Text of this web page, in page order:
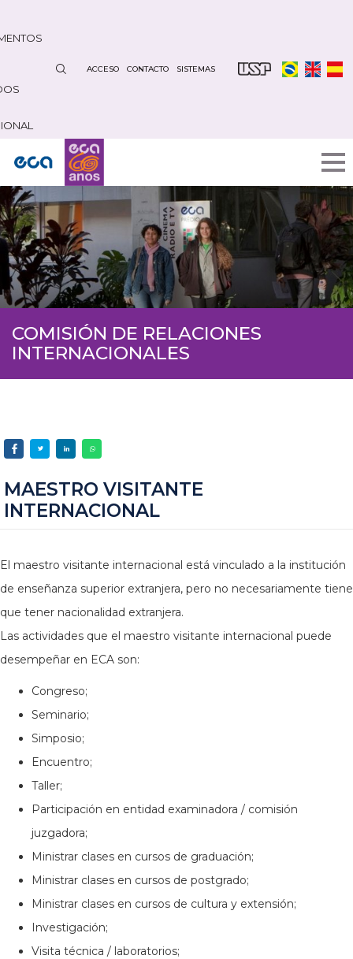
contenido
ACCESO CONTACTO SISTEMAS
COMISIÓN DE RELACIONES
INTERNACIONALES
MAESTRO VISITANTE
INTERNACIONAL
El maestro visitante internacional está vinculado a la institución
de enseñanza superior extranjera, pero no necesariamente tiene
que tener nacionalidad extranjera.
Las actividades que el maestro visitante internacional puede
desempeñar en ECA son:
Congreso;
Seminario;
Simposio;
Encuentro;
Taller;
Participación en entidad examinadora / comisión
juzgadora;
Ministrar clases en cursos de graduación;
Ministrar clases en cursos de postgrado;
Ministrar clases en cursos de cultura y extensión;
Investigación;
Visita técnica / laboratorios;